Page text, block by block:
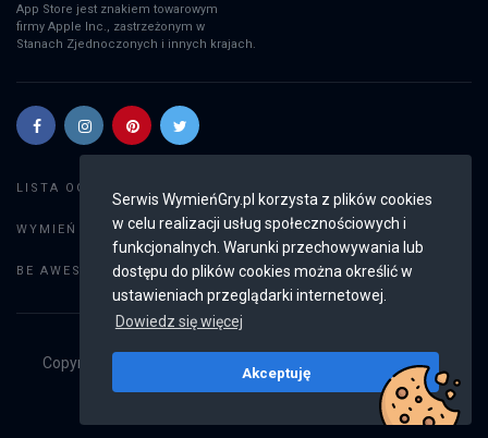
Serwis WymieńGry.pl korzysta z plików cookies
w celu realizacji usług społecznościowych i
funkcjonalnych. Warunki przechowywania lub
dostępu do plików cookies można określić w
ustawieniach przeglądarki internetowej.
Dowiedz się więcej
Akceptuję
App Store jest znakiem towarowym
firmy Apple Inc., zastrzeżonym w
Stanach Zjednoczonych i innych krajach.
LISTA OGŁOSZEŃ:
WYMIEŃ GRY: Dodaj ogłoszenie
BE AWESOME: Weryfikacja konta
Copyright © 2019 - 2026
Wszystkie prawa
v2.8.2